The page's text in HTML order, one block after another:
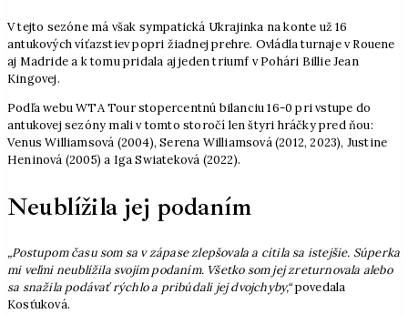
V tejto sezóne má však sympatická Ukrajinka na konte už 16
antukových víťazstiev popri žiadnej prehre. Ovládla turnaje v Rouene
aj Madride a k tomu pridala aj jeden triumf v Pohári Billie Jean
Kingovej.
Podľa webu WTA Tour stopercentnú bilanciu 16-0 pri vstupe do
antukovej sezóny mali v tomto storočí len štyri hráčky pred ňou:
Venus Williamsová (2004), Serena Williamsová (2012, 2023), Justine
Heninová (2005) a Iga Swiateková (2022).
Neublížila jej podaním
„Postupom času som sa v zápase zlepšovala a cítila sa istejšie. Súperka
mi veľmi neublížila svojím podaním. Všetko som jej zreturnovala alebo
sa snažila podávať rýchlo a pribúdali jej dvojchyby,“povedala
Kosťuková.